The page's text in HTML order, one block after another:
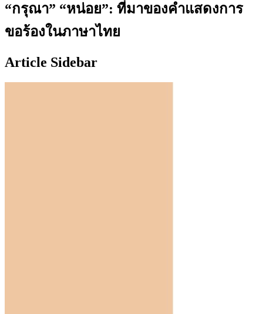
“กรุณา” “หน่อย”: ที่มาของคำแสดงการ
ขอร้องในภาษาไทย
Article Sidebar